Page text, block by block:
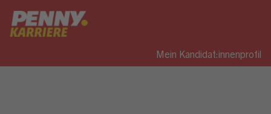
Mein Kandidat:innenprofil